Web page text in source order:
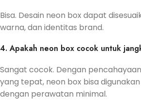
Bisa. Desain neon box dapat
warna, dan identitas brand.
4. Apakah neon box cocok untuk
Sangat cocok. Dengan
yang tepat, neon box bisa
dengan perawatan minimal.